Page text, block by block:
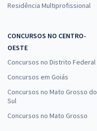
Residência Multiprofissional
CONCURSOS NO CENTRO-
OESTE
Concursos no Distrito Federal
Concursos em Goiás
Concursos no Mato Grosso do
Sul
Concursos no Mato Grosso